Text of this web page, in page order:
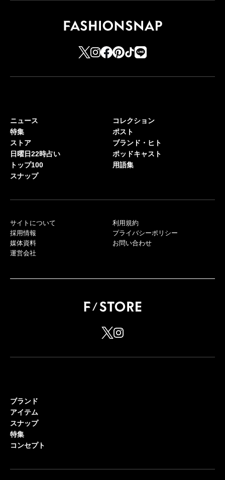
ニュース
特集
ストア
日曜日22時占い
トップ100
スナップ
コレクション
ポスト
ブランド・ヒト
ポッドキャスト
用語集
サイトについて
採用情報
媒体資料
運営会社
利用規約
プライバシーポリシー
お問い合わせ
ブランド
アイテム
スナップ
特集
コンセプト